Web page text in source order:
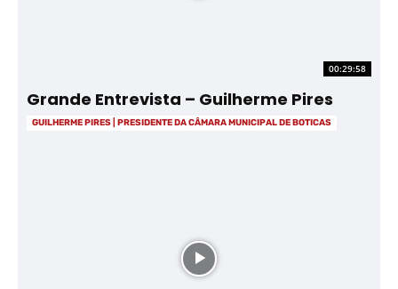
00:29:58
Grande Entrevista – Guilherme Pires
GUILHERME PIRES | PRESIDENTE DA CÂMARA MUNICIPAL DE BOTICAS